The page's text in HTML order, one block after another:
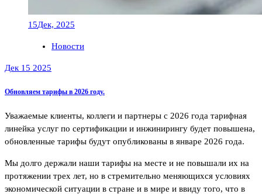
15Дек, 2025
Новости
Дек 15 2025
Обновляем тарифы в 2026 году.
Уважаемые клиенты, коллеги и партнеры с 2026 года тарифная
линейка услуг по сертификации и инжинирингу будет повышена,
обновленные тарифы будут опубликованы в январе 2026 года.
Мы долго держали наши тарифы на месте и не повышали их на
протяжении трех лет, но в стремительно меняющихся условиях
экономической ситуации в стране и в мире и ввиду того, что в